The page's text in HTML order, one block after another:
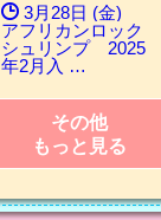
3月28日 (金)
アフリカンロック
シュリンプ 2025
年2月入 …
その他
もっと見る